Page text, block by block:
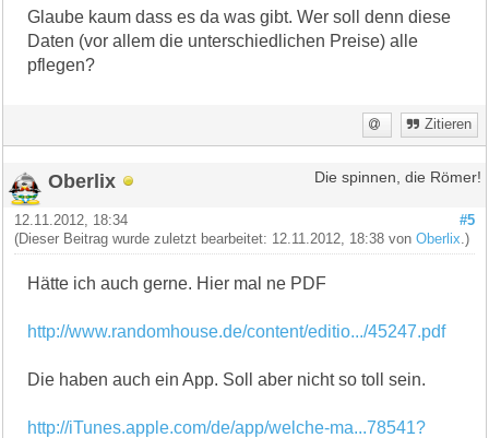
Glaube kaum dass es da was gibt. Wer soll denn diese
Daten (vor allem die unterschiedlichen Preise) alle
pflegen?
Zitieren
Oberlix Die spinnen, die Römer!
#5
12.11.2012, 18:34
(Dieser Beitrag wurde zuletzt bearbeitet: 12.11.2012, 18:38 vonOberlix .)
Hätte ich auch gerne. Hier mal ne PDF
http://www.randomhouse.de/content/editio.../45247.pdf
Die haben auch ein App. Soll aber nicht so toll sein.
http://iTunes.apple.com/de/app/welche-ma...78541?